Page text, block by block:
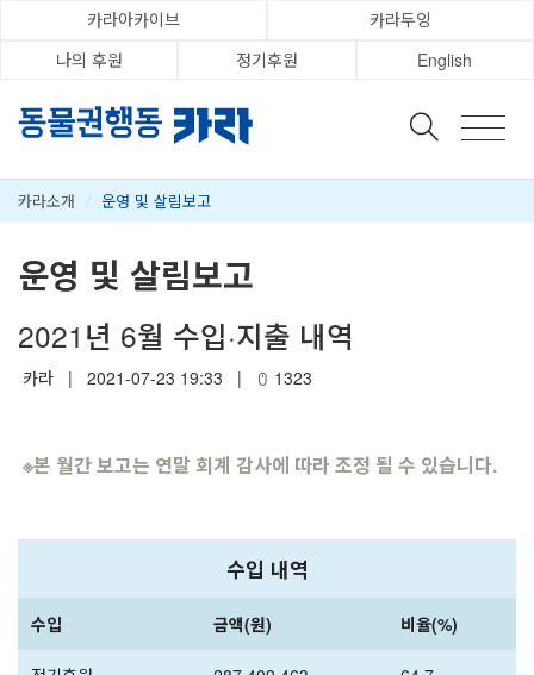
카라아카이브
카라두잉
나의 후원
정기후원 English
카라소개 / 운영 및 살림보고
운영 및 살림보고
2021년 6월 수입·지출 내역
카라 | 2021-07-23 19:33 | 1323
※본 월간 보고는 연말 회계 감사에 따라 조정 될 수 있습니다.
수입 내역
수입 금액(원) 비율(%)